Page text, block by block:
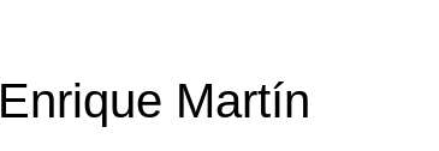
Enrique Martín